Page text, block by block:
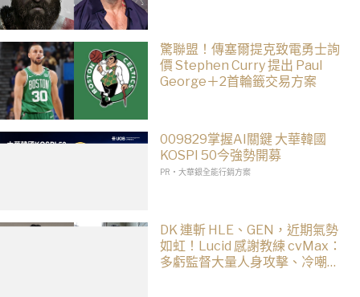
驚聯盟！傳塞爾提克致電勇士詢
價 Stephen Curry 提出 Paul
George＋2首輪籤交易方案
009829掌握AI關鍵 大華韓國
KOSPI 50今強勢開募
PR・大華銀全能行銷方案
DK 連斬 HLE、GEN，近期氣勢
如虹！Lucid 感謝教練 cvMax：
多虧監督大量人身攻擊、冷嘲熱